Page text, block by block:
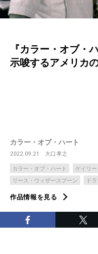
『カラー・オブ・
示唆するアメリカ
カラー・オブ・ハート
2022.09.21 大口孝之
カラー・オブ・ハート ゲイリー
リース・ウィザースプーン
ド
作品情報を見る